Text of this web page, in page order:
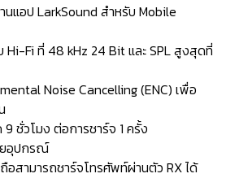
แอป LarkSound สำหรับ Mobile
Fi ที่ 48 kHz 24 Bit และ SPL สูงสุดที่
Noise Cancelling (ENC) เพื่อ
ชั่วโมง ต่อการชาร์จ 1 ครั้ง
ยอุปกรณ์
สามารถชาร์จโทรศัพท์ผ่านตัว RX ได้